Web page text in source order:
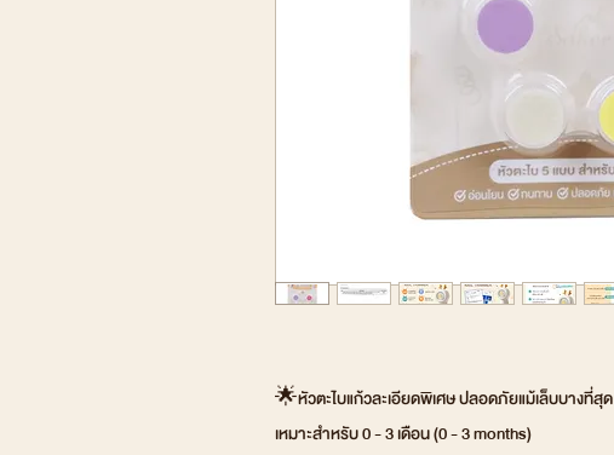
🌟หัวตะไบแก้วละเอียดพิเศษ ปลอดภัยแม้เล็บบางที่สุด
เหมาะสำหรับ 0 - 3 เดือน (0 - 3 months)